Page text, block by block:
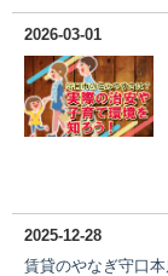
2026-03-01
2025-12-28
賃貸のやなぎ守口